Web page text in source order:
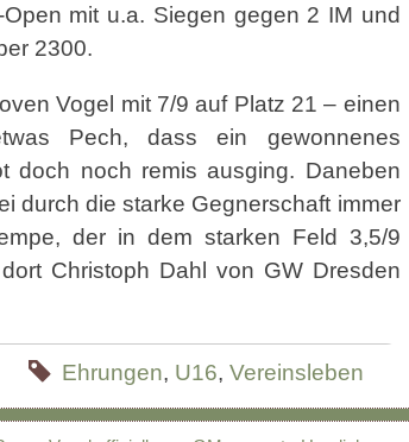
mit u.a. Siegen gegen 2 IM und
2300.
Vogel mit 7/9 auf Platz 21 – einen
Pech, dass ein gewonnenes
doch noch remis ausging. Daneben
durch die starke Gegnerschaft immer
der in dem starken Feld 3,5/9
Christoph Dahl von GW Dresden
Ehrungen, U16,Vereinsleben